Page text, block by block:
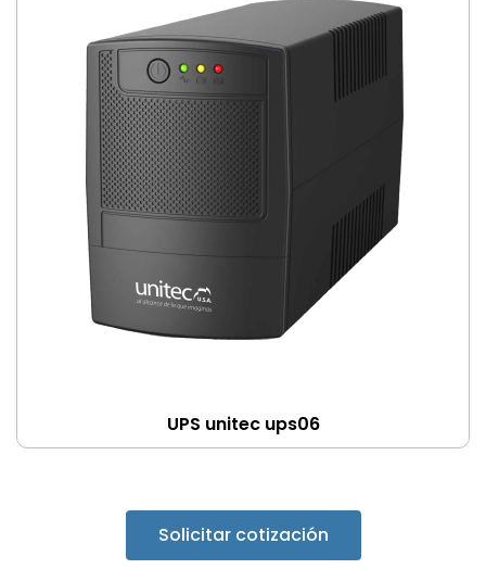
UPS unitec ups06
Solicitar cotización